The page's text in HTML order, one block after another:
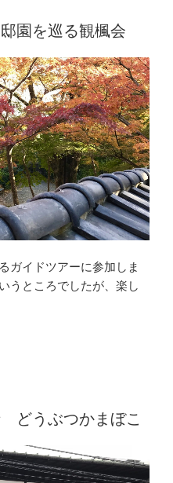
園を巡る観楓会
ガイドツアーに参加しま
うところでしたが、楽し
うぶつかまぼこ